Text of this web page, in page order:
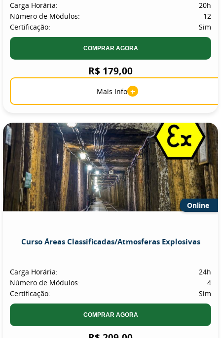
Carga Horária:
20h
Número de Módulos:
12
Certificação:
Sim
COMPRAR AGORA
R$ 179,00
Mais Info +
Online
Curso Áreas Classificadas/Atmosferas Explosivas
Carga Horária:
24h
Número de Módulos:
4
Certificação:
Sim
COMPRAR AGORA